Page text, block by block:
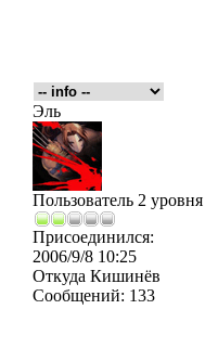
Эль
Пользователь 2 уровня
Присоединился:
2006/9/8 10:25
Откуда Кишинёв
Сообщений: 133